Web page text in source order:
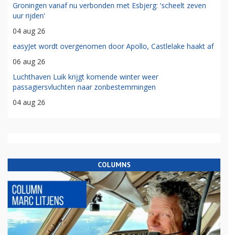
Groningen vanaf nu verbonden met Esbjerg: 'scheelt zeven
uur rijden'
04 aug 26
easyJet wordt overgenomen door Apollo, Castlelake haakt af
06 aug 26
Luchthaven Luik krijgt komende winter weer
passagiersvluchten naar zonbestemmingen
04 aug 26
COLUMNS